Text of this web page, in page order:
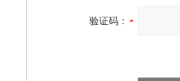
验证码：